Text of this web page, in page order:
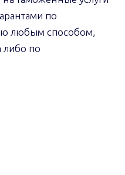
по
любым способом,
либо по